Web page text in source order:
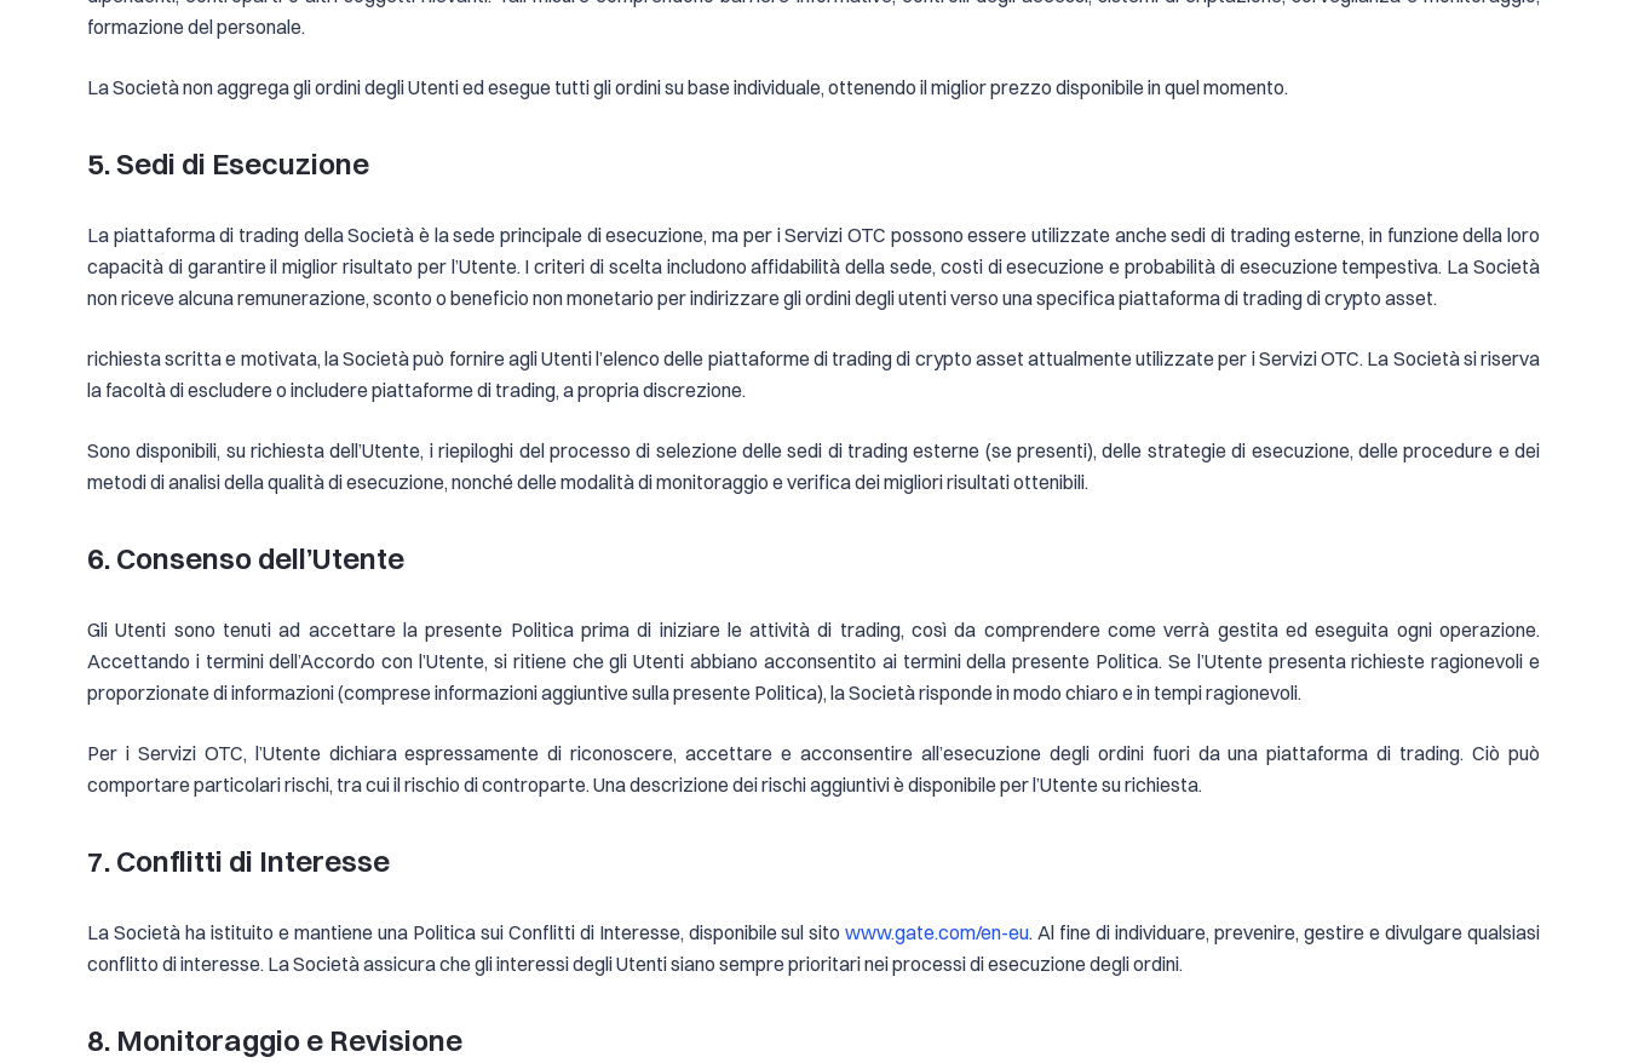
formazione del personale.
La Società non aggrega gli ordini degli Utenti ed esegue tutti gli ordini su base individuale, ottenendo il miglior prezzo disponibile in quel momento.
5. Sedi di Esecuzione
La piattaforma di trading della Società è la sede principale di esecuzione, ma per i Servizi OTC possono essere utilizzate anche sedi di trading esterne, in funzione della loro
capacità di garantire il miglior risultato per l’Utente. I criteri di scelta includono affidabilità della sede, costi di esecuzione e probabilità di esecuzione tempestiva. La Società
non riceve alcuna remunerazione, sconto o beneficio non monetario per indirizzare gli ordini degli utenti verso una specifica piattaforma di trading di crypto asset.
richiesta scritta e motivata, la Società può fornire agli Utenti l’elenco delle piattaforme di trading di crypto asset attualmente utilizzate per i Servizi OTC. La Società si riserva
la facoltà di escludere o includere piattaforme di trading, a propria discrezione.
Sono disponibili, su richiesta dell’Utente, i riepiloghi del processo di selezione delle sedi di trading esterne (se presenti), delle strategie di esecuzione, delle procedure e dei
metodi di analisi della qualità di esecuzione, nonché delle modalità di monitoraggio e verifica dei migliori risultati ottenibili.
6. Consenso dell’Utente
Gli Utenti sono tenuti ad accettare la presente Politica prima di iniziare le attività di trading, così da comprendere come verrà gestita ed eseguita ogni operazione.
Accettando i termini dell’Accordo con l’Utente, si ritiene che gli Utenti abbiano acconsentito ai termini della presente Politica. Se l’Utente presenta richieste ragionevoli e
proporzionate di informazioni (comprese informazioni aggiuntive sulla presente Politica), la Società risponde in modo chiaro e in tempi ragionevoli.
Per i Servizi OTC, l’Utente dichiara espressamente di riconoscere, accettare e acconsentire all’esecuzione degli ordini fuori da una piattaforma di trading. Ciò può
comportare particolari rischi, tra cui il rischio di controparte. Una descrizione dei rischi aggiuntivi è disponibile per l’Utente su richiesta.
7. Conflitti di Interesse
La Società ha istituito e mantiene una Politica sui Conflitti di Interesse, disponibile sul sitowww.gate.com/en-eu. Al fine di individuare, prevenire, gestire e divulgare qualsiasi
conflitto di interesse. La Società assicura che gli interessi degli Utenti siano sempre prioritari nei processi di esecuzione degli ordini.
8. Monitoraggio e Revisione